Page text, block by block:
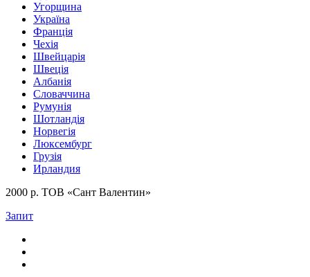
Угорщина
Україна
Франція
Чехія
Швейцарія
Швеція
Албанія
Словаччина
Румунія
Шотландія
Норвегія
Люксембург
Грузія
Ирландия
2000 р. ТОВ «Сант Валентин»
Запит